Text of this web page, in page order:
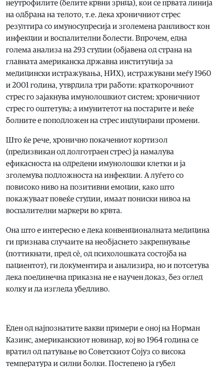
неутрофилите (белите крвни зрнца), кои се првата линија
на одбрана на телото, т.е. дека хроничниот стрес
резултира со имуносупресија и зголемена ранливост кон
инфекции и воспалителни болести. Впрочем, една
голема анализа на 293 студии (објавена од страна на
главната американска државна институција за
медицински истражувања, НИХ), истражувани меѓу 1960
и 2001 година, утврдила три работи: краткорочниот
стрес го зајакнува имунолошкиот систем; хроничниот
стрес го оштетува; а имунитетот на постарите и веќе
болните е поподложен на стрес индуцирани промени.
Што ќе рече, хронично покачениот кортизол
(предизвикан од долготраен стрес) ја намалува
ефикасноста на одредени имунолошки клетки и ја
зголемува подложноста на инфекции. А луѓето со
повисоко ниво на позитивни емоции, како што
покажуваат повеќе студии, имаат пониски нивоа на
воспалителни маркери во крвта.
Она што е интересно е дека конвенционалната медицина
ги признава случаите на необјаснето закрепнување
(поттикнати, пред сè, од психолошката состојба на
пациентот), ги документира и анализира, но и потсетува
дека поединечна приказна не е научен доказ, без оглед
колку и да изгледа убедливо.
Еден од најпознатите вакви примери е оној на Норман
Казинс, американскиот новинар, кој во 1964 година се
вратил од патување во Советскиот Сојуз со висока
температура и силни болки. Постепено ја губел